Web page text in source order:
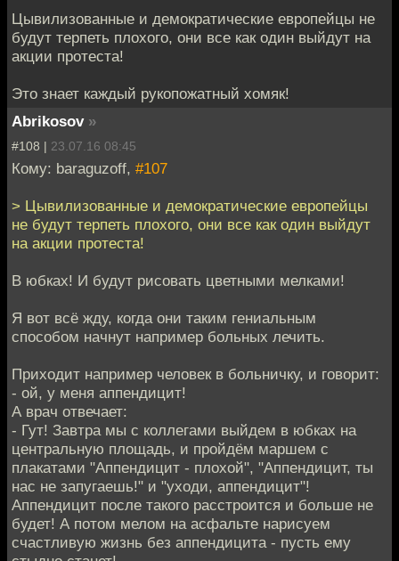
Цывилизованные и демократические европейцы не
будут терпеть плохого, они все как один выйдут на
акции протеста!
Это знает каждый рукопожатный хомяк!
Abrikosov »
#108 | 23.07.16 08:45
Кому: baraguzoff, #107
> Цывилизованные и демократические европейцы
не будут терпеть плохого, они все как один выйдут
на акции протеста!
В юбках! И будут рисовать цветными мелками!
Я вот всё жду, когда они таким гениальным
способом начнут например больных лечить.
Приходит например человек в больничку, и говорит:
- ой, у меня аппендицит!
А врач отвечает:
- Гут! Завтра мы с коллегами выйдем в юбках на
центральную площадь, и пройдём маршем с
плакатами "Аппендицит - плохой", "Аппендицит, ты
нас не запугаешь!" и "уходи, аппендицит"!
Аппендицит после такого расстроится и больше не
будет! А потом мелом на асфальте нарисуем
счастливую жизнь без аппендицита - пусть ему